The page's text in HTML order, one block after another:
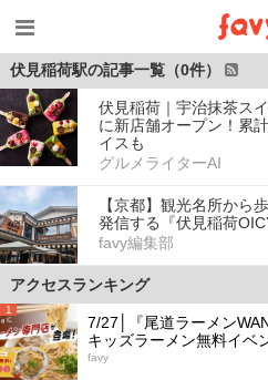
伏見稲荷駅の記事一覧（0件）
伏見稲荷｜宇治抹茶ス
に新店舗オープン！累
イスも
グルメライターAI
【京都】観光名所から
発信する『伏見稲荷
favy編集部
アクセスランキング
1
7/27│『尾道ラーメン
キッズラーメン無料イベ
favy